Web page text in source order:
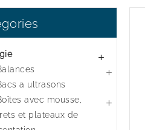


a ultrasons
avec mousse,
et plateaux de
